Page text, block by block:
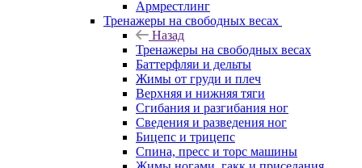
Армрестлинг
Тренажеры на свободных весах
Назад
Тренажеры на свободных весах
Баттерфляи и дельты
Жимы от груди и плеч
Верхняя и нижняя тяги
Сгибания и разгибания ног
Сведения и разведения ног
Бицепс и трицепс
Спина, пресс и торс машины